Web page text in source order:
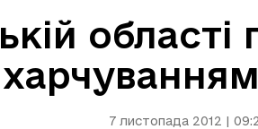
7 листопада 2012 |